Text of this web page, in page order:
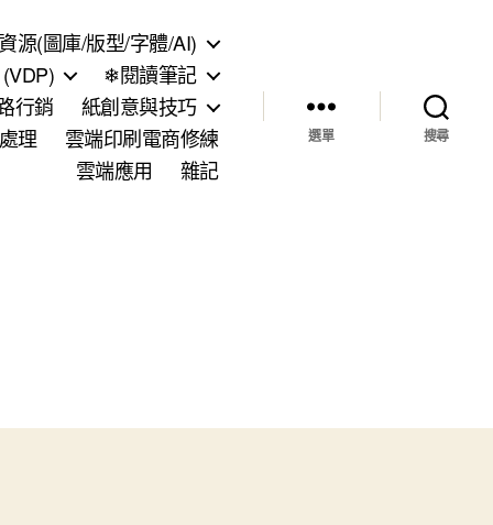
源(圖庫/版型/字體/AI)
❄閱讀筆記
行銷
紙創意與技巧
理
雲端印刷電商修練
雲端應用
雜記
選單 搜尋